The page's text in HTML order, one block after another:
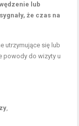
lub
że czas na
utrzymujące się lub
powody do wizyty u
,